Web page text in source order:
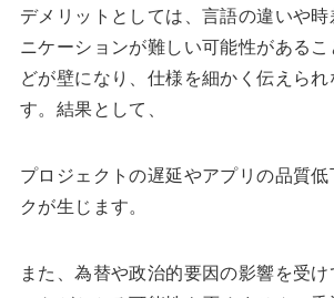
デメリットとしては、言語の違いや
ニケーションが難しい可能性がある
どが壁になり、仕様を細かく伝えら
す。結果として、
プロジェクトの遅延やアプリの品質
クが生じます。
また、為替や政治的要因の影響を受